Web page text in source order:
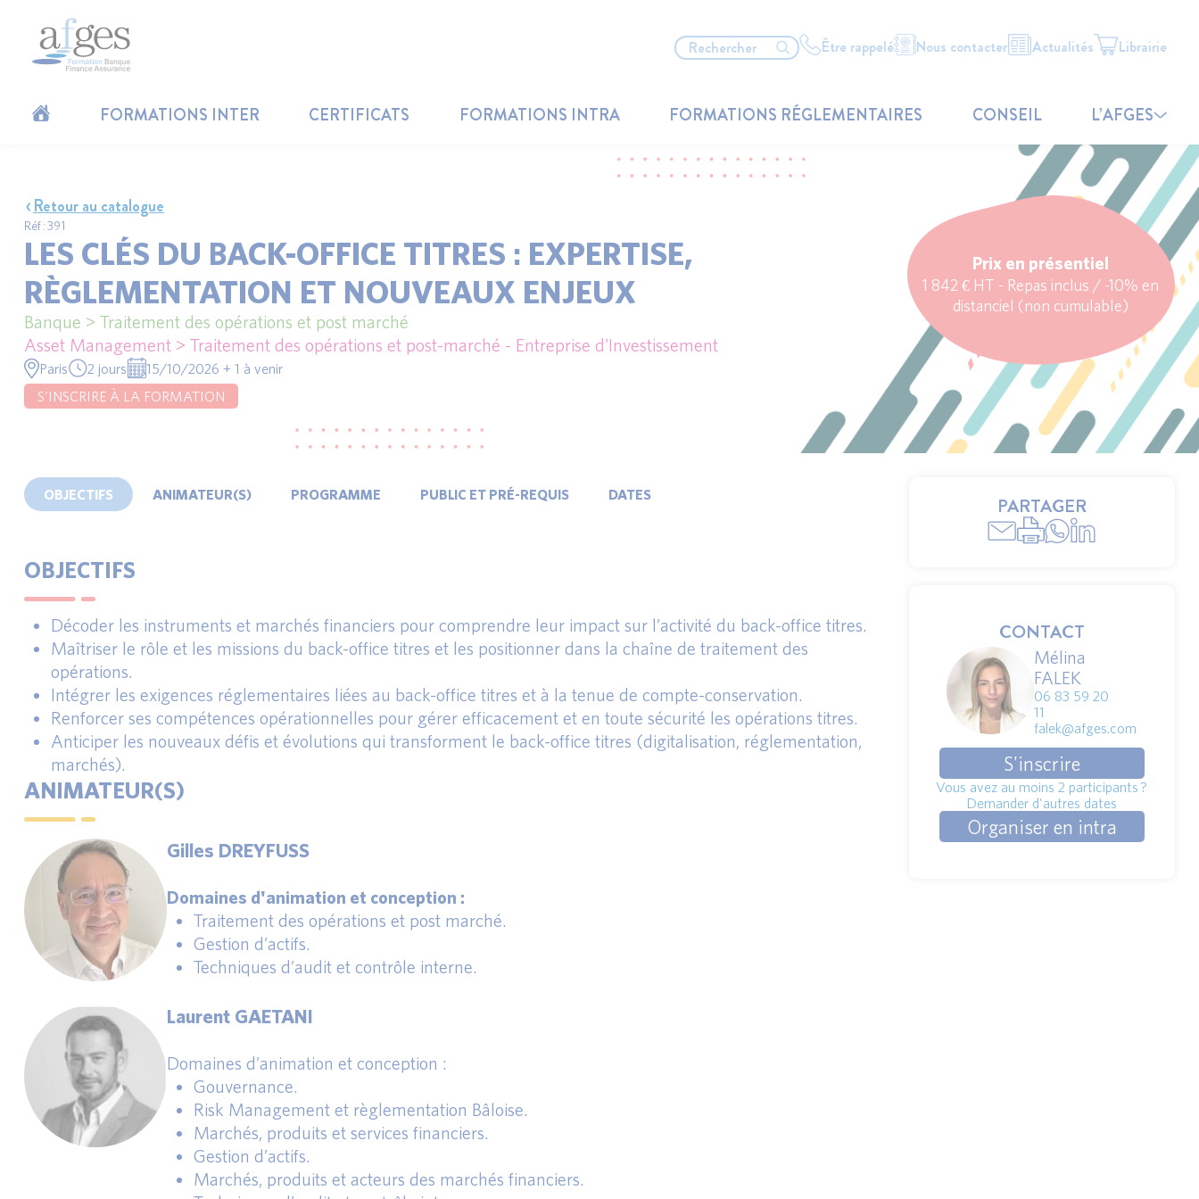
Être rappelé Nous contacter Actualités Librairie
FORMATIONS INTER CERTIFICATS FORMATIONS INTRA FORMATIONS RÉGLEMENTAIRES CONSEIL L’AFGES
Retour au catalogue
Réf : 391
LES CLÉS DU BACK-OFFICE TITRES : EXPERTISE,
RÈGLEMENTATION ET NOUVEAUX ENJEUX
Banque > Traitement des opérations et post marché
Asset Management > Traitement des opérations et post-marché - Entreprise d'Investissement
Paris 2 jours
15/10/2026 + 1 à venir
S'INSCRIRE À LA FORMATION
Prix en présentiel
1 842 € HT - Repas inclus / -10% en
distanciel (non cumulable)
OBJECTIFS ANIMATEUR(S) PROGRAMME PUBLIC ET PRÉ-REQUIS DATES
OBJECTIFS
Décoder les instruments et marchés financiers pour comprendre leur impact sur l’activité du back-office titres.
Maîtriser le rôle et les missions du back-office titres et les positionner dans la chaîne de traitement des
opérations.
Intégrer les exigences réglementaires liées au back-office titres et à la tenue de compte-conservation.
Renforcer ses compétences opérationnelles pour gérer efficacement et en toute sécurité les opérations titres.
Anticiper les nouveaux défis et évolutions qui transforment le back-office titres (digitalisation, réglementation,
marchés).
ANIMATEUR(S)
Gilles DREYFUSS
Domaines d'animation et conception :
Traitement des opérations et post marché.
Gestion d’actifs.
Techniques d’audit et contrôle interne.
Laurent GAETANI
Domaines d’animation et conception :
Gouvernance.
Risk Management et règlementation Bâloise.
Marchés, produits et services financiers.
Gestion d’actifs.
Marchés, produits et acteurs des marchés financiers.
PARTAGER
CONTACT
Mélina
FALEK
06 83 59 20
11
falek@afges.com
S'inscrire
Vous avez au moins 2 participants ?
Demander d'autres dates
Organiser en intra